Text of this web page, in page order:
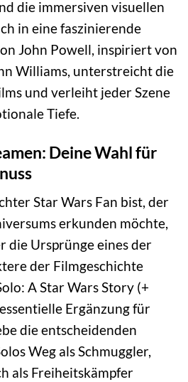
die immersiven visuellen
in eine faszinierende
John Powell, inspiriert von
Williams, unterstreicht die
und verleiht jeder Szene
Tiefe.
Deine Wahl für
Star Wars Fan bist, der
erkunden möchte,
die Ursprünge eines der
der Filmgeschichte
A Star Wars Story (+
Ergänzung für
die entscheidenden
Weg als Schmuggler,
als Freiheitskämpfer